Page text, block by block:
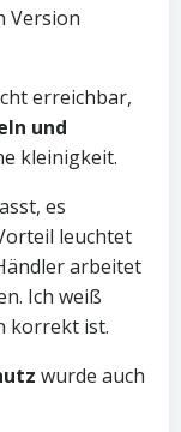
Version
erreichbar,
und
kleinigkeit.
es
leuchtet
arbeitet
Ich weiß
korrekt ist.
wurde auch